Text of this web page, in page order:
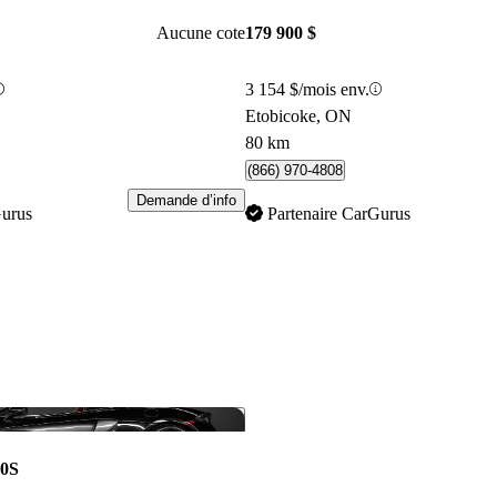
Aucune cote
Demande d’info
179 900 $
3 154 $/mois env.
Etobicoke, ON
80 km
(866) 970-4808
Partenaire CarGurus
Enregistrer cette annonce